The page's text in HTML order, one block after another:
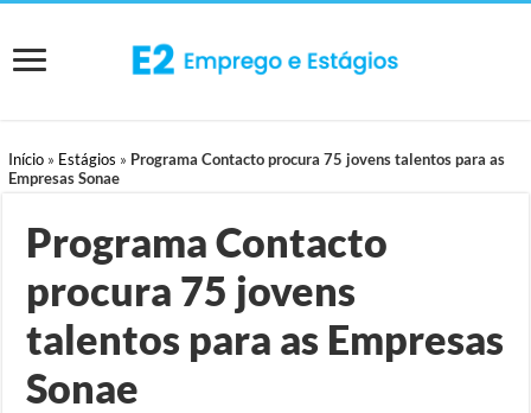
Início » Estágios » Programa Contacto procura 75 jovens talentos para as
Empresas Sonae
Programa Contacto
procura 75 jovens
talentos para as Empresas
Sonae